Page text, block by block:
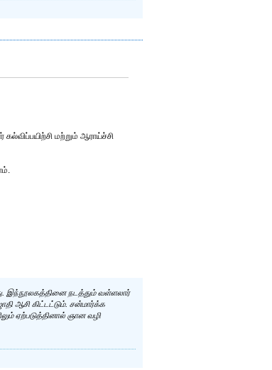
மற்றும் ஆராய்ச்சி
இந்நூலகத்தினை நடத்தும் வள்ளலார்
ஆசி கிட்டட்டும். சன்மார்க்க
ஏற்படுத்தினால் ஞான வழி